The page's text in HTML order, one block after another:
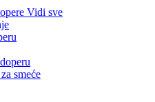
Vidi sve
smeće